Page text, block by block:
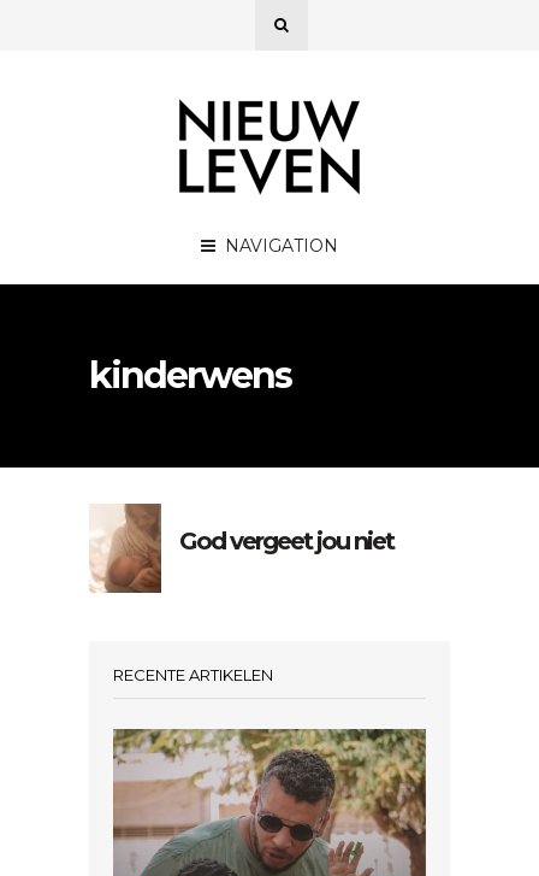
NAVIGATION
kinderwens
God vergeet jou niet
RECENTE ARTIKELEN